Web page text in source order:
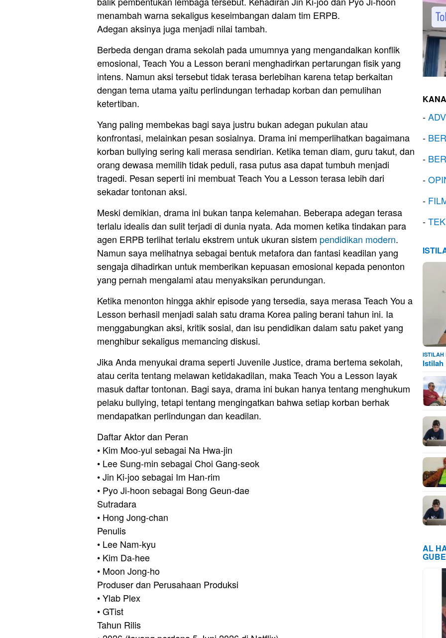
menambah warna sekaligus keseimbangan dalam tim ERPB.
Adegan aksinya juga menjadi nilai tambah.
Berbeda dengan drama sekolah pada umumnya yang mengandalkan konflik
emosional, Teach You a Lesson berani menghadirkan pertarungan fisik yang
intens. Namun aksi tersebut tidak terasa berlebihan karena tetap berkaitan
dengan tema utama yaitu perlindungan terhadap korban dan pemulihan
ketertiban.
Yang paling membekas bagi saya justru bukan adegan pukulan atau
konfrontasi, melainkan pesan sosialnya. Drama ini memperlihatkan bagaimana
korban bullying sering kali merasa sendirian. Ketika teman diam, guru takut, dan
orang dewasa memilih tidak peduli, rasa putus asa dapat tumbuh menjadi
tragedi. Pesan seperti ini membuat Teach You a Lesson terasa lebih dari
sekadar tontonan aksi.
Meski demikian, drama ini bukan tanpa kelemahan. Beberapa adegan terasa
terlalu idealis dan sulit terjadi di dunia nyata. Ada momen ketika tindakan para
agen ERPB terlihat terlalu ekstrem untuk ukuran sistem pendidikan modern.
Namun saya melihatnya sebagai bentuk metafora dan fantasi keadilan yang
sengaja dihadirkan untuk memberikan kepuasan emosional kepada penonton
yang pernah mengalami atau menyaksikan perundungan.
Ketika menonton hingga akhir episode yang tersedia, saya merasa Teach You a
Lesson berhasil menjadi salah satu drama Korea paling berani tahun ini. Ia
menggabungkan aksi, kritik sosial, dan isu pendidikan dalam satu paket yang
menghibur sekaligus memancing diskusi.
Jika Anda menyukai drama seperti Juvenile Justice, drama bertema sekolah,
atau cerita tentang melawan ketidakadilan, maka Teach You a Lesson layak
masuk daftar tontonan. Bagi saya, drama ini bukan hanya tentang menghukum
pelaku bullying, tetapi tentang mengingatkan bahwa setiap korban berhak
mendapatkan perlindungan dan keadilan.
Daftar Aktor dan Peran
• Kim Moo-yul sebagai Na Hwa-jin
• Lee Sung-min sebagai Choi Gang-seok
• Jin Ki-joo sebagai Im Han-rim
• Pyo Ji-hoon sebagai Bong Geun-dae
Sutradara
• Hong Jong-chan
Penulis
• Lee Nam-kyu
• Kim Da-hee
• Moon Jong-ho
Produser dan Perusahaan Produksi
• Ylab Plex
• GTist
Tahun Rilis
-
-
-
-
-
-
ISTILAH
Istilah
AL